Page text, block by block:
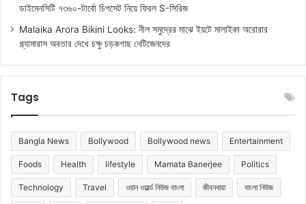
ডাইমেনসিটি ৭৩৬০-টার্বো চিপসেট নিয়ে ফিরল S-সিরিজ
Malaika Arora Bikini Looks: নীল সমুদ্রের মাঝে ইয়টে মালাইকা অরোরার
গ্ল্যামারাস অবতার দেখে চক্ষু চড়কগাছ নেটিজেনদের
Tags
Bangla News Bollywood Bollywood news Entertainment
Foods Health lifestyle Mamata Banerjee Politics
Technology Travel ওয়ান ওয়ার্ল্ড নিউজ বাংলা জীবনধারা বাংলা নিউজ